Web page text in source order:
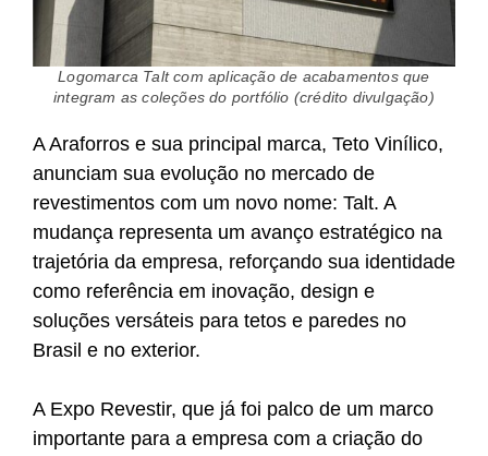
Logomarca Talt com aplicação de acabamentos que
integram as coleções do portfólio (crédito divulgação)
A Araforros e sua principal marca, Teto Vinílico,
anunciam sua evolução no mercado de
revestimentos com um novo nome: Talt. A
mudança representa um avanço estratégico na
trajetória da empresa, reforçando sua identidade
como referência em inovação, design e
soluções versáteis para tetos e paredes no
Brasil e no exterior.
A Expo Revestir, que já foi palco de um marco
importante para a empresa com a criação do